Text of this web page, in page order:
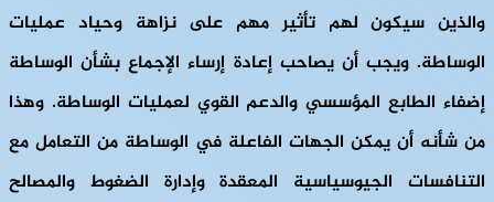
والذين سيكون لهم تأثير مهم على نزاهة وحياد عمليات
الوساطة. ويجب أن يصاحب إعادة إرساء الإجماع بشأن الوساطة
إضفاء الطابع المؤسسي والدعم القوي لعمليات الوساطة. وهذا
من شأنه أن يمكن الجهات الفاعلة في الوساطة من التعامل مع
التنافسات الجيوسياسية المعقدة وإدارة الضغوط والمصالح